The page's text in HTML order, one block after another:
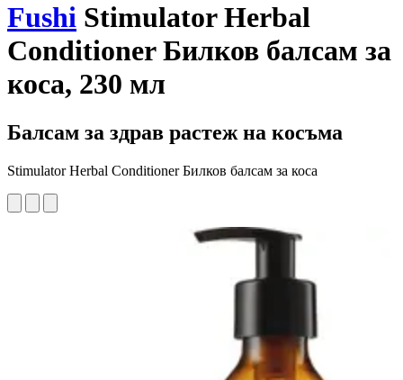
Fushi Stimulator Herbal
Conditioner Билков балсам за
коса, 230 мл
Балсам за здрав растеж на косъма
Stimulator Herbal Conditioner Билков балсам за коса